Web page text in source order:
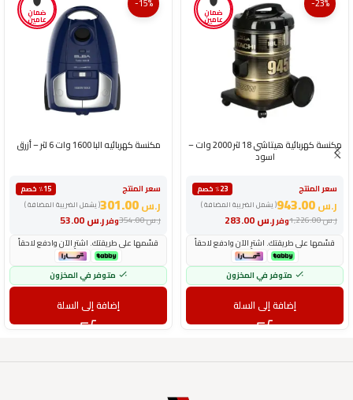
ضمان
عامين
مكنسة كهربائية هيتاشي 18 لتر 2000 وات –
اسود
سعر المنتج
٪23 خصم
( يشمل الضريبة المضافة )
ر.س
وفرر.س ر.س1,226.00
قسّمها على طريقتك. اشترِ الآن وادفع لاحقاً
متوفر في المخزون
إضافة إلى السلة
ضمان
عامين
مكنسة كهربائيه البا 1600 وات 6 لتر – أزرق
سعر المنتج
٪15 خصم
( يشمل الضريبة المضافة )
ر.س
وفرر.س ر.س354.00
قسّمها على طريقتك. اشترِ الآن وادفع لاحقاً
متوفر في المخزون
إضافة إلى السلة